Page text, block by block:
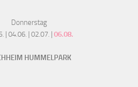
Donnerstag
| 04.06. | 02.07. | 06.08.
HUMMELPARK